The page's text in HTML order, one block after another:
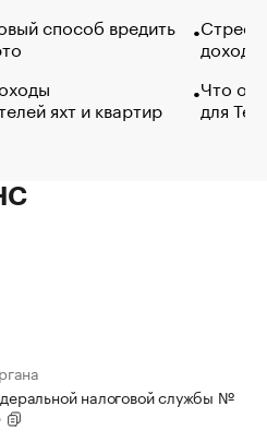
способ вредить
яхт и квартир
Что
для
налоговой службы №